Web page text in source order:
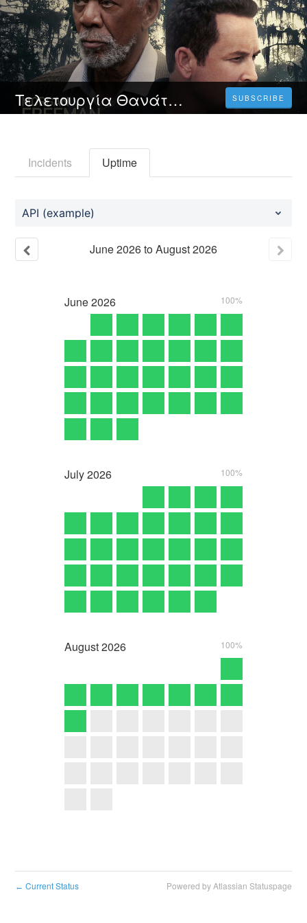
Τελετουργία Θανάτου (2023) Πλήρης ταινία online με ελληνικους υποτιτλους δωρεάν SUBSCRIBE
Incidents Uptime
API (example)
June2026toAugust2026
June2026 100%
July2026 100%
August2026 100%
← Current Status Powered by Atlassian Statuspage